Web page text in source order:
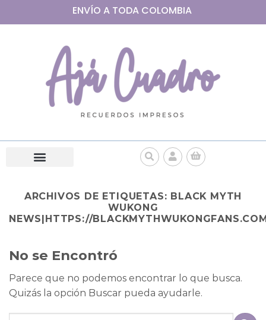
ENVÍO A TODA COLOMBIA
ARCHIVOS DE ETIQUETAS: BLACK MYTH
WUKONG
NEWS|HTTPS://
No se Encontró
Parece que no podemos encontrar lo que busca.
Quizás la opción Buscar pueda ayudarle.